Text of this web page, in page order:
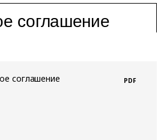
соглашение
соглашение PDF